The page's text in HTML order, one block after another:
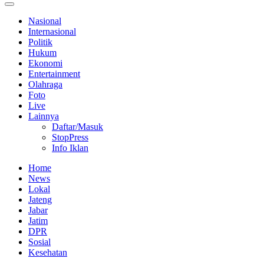
Nasional
Internasional
Politik
Hukum
Ekonomi
Entertainment
Olahraga
Foto
Live
Lainnya
Daftar/Masuk
StopPress
Info Iklan
Home
News
Lokal
Jateng
Jabar
Jatim
DPR
Sosial
Kesehatan